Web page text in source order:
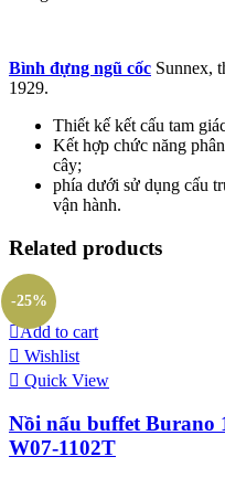
Bình đựng ngũ cốc Sunnex,
1929.
Thiết kế kết cấu tam
Kết hợp chức năng
cây;
phía dưới sử dụng cấu
vận hành.
Related products
Add to cart
Wishlist
Quick View
-25%
Nồi nấu buffet Burano
W07-1102T